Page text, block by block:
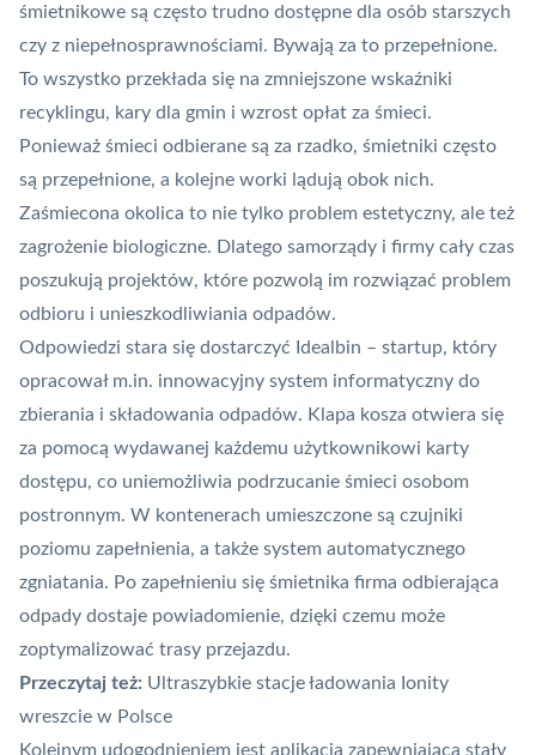
śmietnikowe są często trudno dostępne dla osób starszych
czy z niepełnosprawnościami. Bywają za to przepełnione.
To wszystko przekłada się na zmniejszone wskaźniki
recyklingu, kary dla gmin i wzrost opłat za śmieci.
Ponieważ śmieci odbierane są za rzadko, śmietniki często
są przepełnione, a kolejne worki lądują obok nich.
Zaśmiecona okolica to nie tylko problem estetyczny, ale też
zagrożenie biologiczne. Dlatego samorządy i firmy cały czas
poszukują projektów, które pozwolą im rozwiązać problem
odbioru i unieszkodliwiania odpadów.
Odpowiedzi stara się dostarczyć Idealbin – startup, który
opracował m.in. innowacyjny system informatyczny do
zbierania i składowania odpadów. Klapa kosza otwiera się
za pomocą wydawanej każdemu użytkownikowi karty
dostępu, co uniemożliwia podrzucanie śmieci osobom
postronnym. W kontenerach umieszczone są czujniki
poziomu zapełnienia, a także system automatycznego
zgniatania. Po zapełnieniu się śmietnika firma odbierająca
odpady dostaje powiadomienie, dzięki czemu może
zoptymalizować trasy przejazdu.
Przeczytaj też: Ultraszybkie stacje ładowania Ionity
wreszcie w Polsce
Kolejnym udogodnieniem jest aplikacja zapewniająca stały